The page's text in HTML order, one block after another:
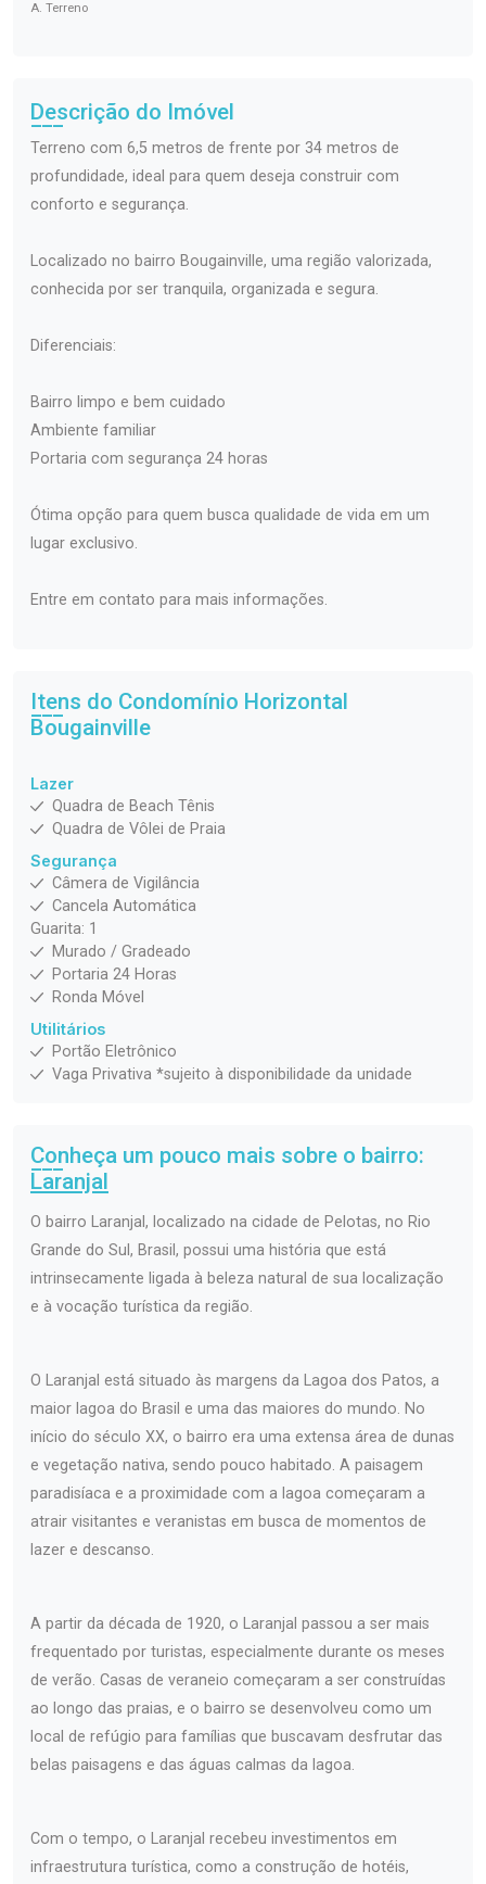
A. Terreno
Descrição do Imóvel
Terreno com 6,5 metros de frente por 34 metros de
profundidade, ideal para quem deseja construir com
conforto e segurança.
Localizado no bairro Bougainville, uma região valorizada,
conhecida por ser tranquila, organizada e segura.
Diferenciais:
Bairro limpo e bem cuidado
Ambiente familiar
Portaria com segurança 24 horas
Ótima opção para quem busca qualidade de vida em um
lugar exclusivo.
Entre em contato para mais informações.
Itens do Condomínio Horizontal
Bougainville
Lazer
Quadra de Beach Tênis
Quadra de Vôlei de Praia
Segurança
Câmera de Vigilância
Cancela Automática
Guarita: 1
Murado / Gradeado
Portaria 24 Horas
Ronda Móvel
Utilitários
Portão Eletrônico
Vaga Privativa *sujeito à disponibilidade da unidade
Conheça um pouco mais sobre o bairro:
Laranjal
O bairro Laranjal, localizado na cidade de Pelotas, no Rio
Grande do Sul, Brasil, possui uma história que está
intrinsecamente ligada à beleza natural de sua localização
e à vocação turística da região.
O Laranjal está situado às margens da Lagoa dos Patos, a
maior lagoa do Brasil e uma das maiores do mundo. No
início do século XX, o bairro era uma extensa área de dunas
e vegetação nativa, sendo pouco habitado. A paisagem
paradisíaca e a proximidade com a lagoa começaram a
atrair visitantes e veranistas em busca de momentos de
lazer e descanso.
A partir da década de 1920, o Laranjal passou a ser mais
frequentado por turistas, especialmente durante os meses
de verão. Casas de veraneio começaram a ser construídas
ao longo das praias, e o bairro se desenvolveu como um
local de refúgio para famílias que buscavam desfrutar das
belas paisagens e das águas calmas da lagoa.
Com o tempo, o Laranjal recebeu investimentos em
infraestrutura turística, como a construção de hotéis,